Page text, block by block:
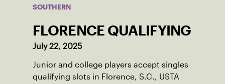
SOUTHERN
FLORENCE QUALIFYING
July 22, 2025
Junior and college players accept singles
qualifying slots in Florence, S.C., USTA